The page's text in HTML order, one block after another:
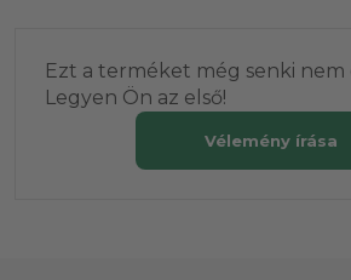
Ezt a terméket még senki
Legyen Ön az első!
Vélemény írása